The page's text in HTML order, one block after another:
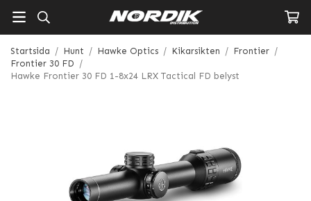
Startsida / Hunt / Hawke Optics / Kikarsikten / Frontier /
Frontier 30 FD /
Hawke Frontier 30 FD 1-8x24 LRX Tactical FD belyst